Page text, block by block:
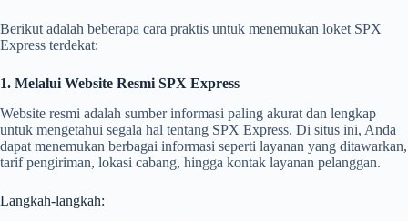
Berikut adalah beberapa cara praktis untuk menemukan loket SPX
Express terdekat:
1. Melalui Website Resmi SPX Express
Website resmi adalah sumber informasi paling akurat dan lengkap
untuk mengetahui segala hal tentang SPX Express. Di situs ini, Anda
dapat menemukan berbagai informasi seperti layanan yang ditawarkan,
tarif pengiriman, lokasi cabang, hingga kontak layanan pelanggan.
Langkah-langkah: